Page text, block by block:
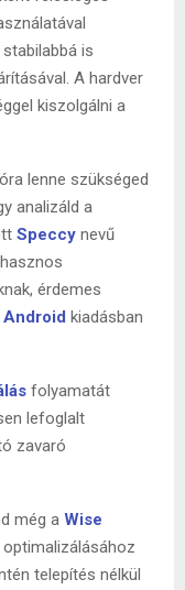
is
A hardver
kiszolgálni a
lenne szükséged
analizáld a
Speccy nevű
érdemes
Android kiadásban
folyamatát
lefoglalt
zavaró
még a Wise
telepítés nélkül